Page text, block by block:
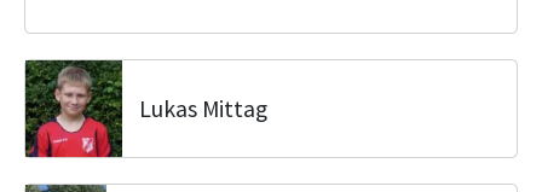
Lukas Mittag